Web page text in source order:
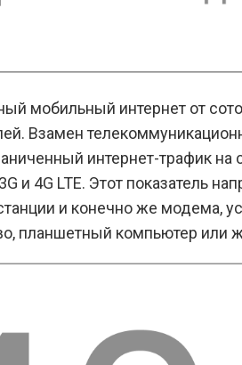
мобильный интернет от
Взамен
интернет-трафик
и 4G LTE. Этот показатель
и конечно же модема,
планшетный компьютер или